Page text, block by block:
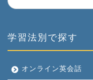
学習法別で探す
オンライン英会話